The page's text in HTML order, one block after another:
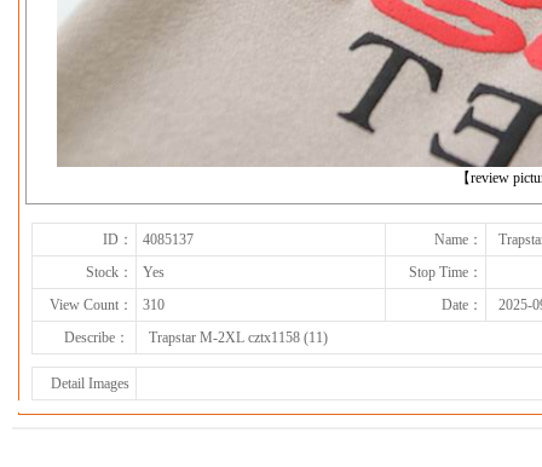
【review
下一张
ID： 4085137 Name：
Stock：
Yes
Stop Time：
View Count：
310 Date：
2025-
Describe：
Trapstar M-2XL cztx1158 (11)
Detail Images